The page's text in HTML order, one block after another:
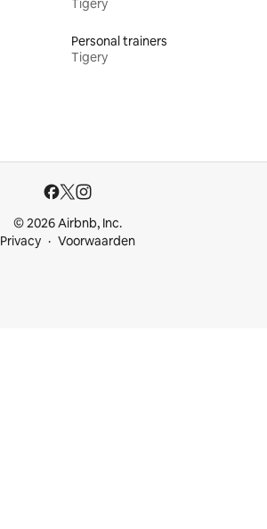
Tigery
Personal trainers
Tigery
© 2026 Airbnb, Inc.
Privacy
Voorwaarden